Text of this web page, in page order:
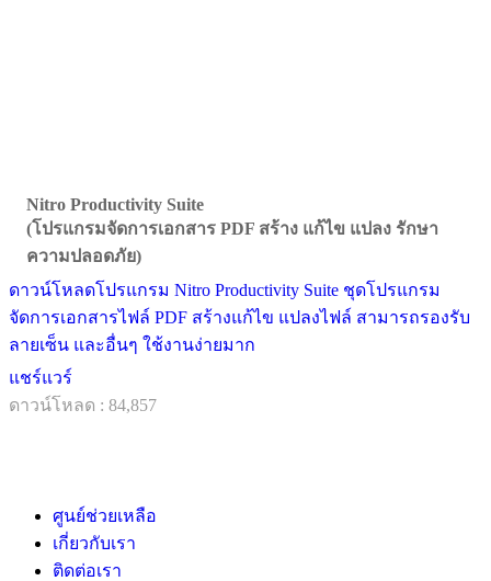
Nitro Productivity Suite
(โปรแกรมจัดการเอกสาร PDF สร้าง แก้ไข แปลง รักษา
ความปลอดภัย)
ดาวน์โหลดโปรแกรม Nitro Productivity Suite ชุดโปรแกรม
จัดการเอกสารไฟล์ PDF สร้างแก้ไข แปลงไฟล์ สามารถรองรับ
ลายเซ็น และอื่นๆ ใช้งานง่ายมาก
แชร์แวร์
ดาวน์โหลด : 84,857
ศูนย์ช่วยเหลือ
เกี่ยวกับเรา
ติดต่อเรา